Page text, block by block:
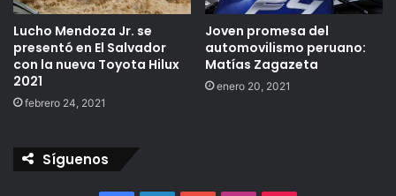
Lucho Mendoza Jr. se
presentó en El Salvador
con la nueva Toyota Hilux
2021
febrero 24, 2021
Joven promesa del
automovilismo peruano:
Matías Zagazeta
enero 20, 2021
Síguenos